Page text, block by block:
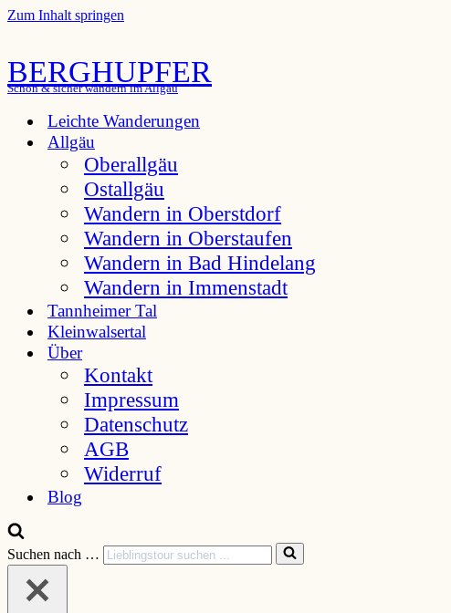
Zum Inhalt springen
BERGHUPFER
Schön & sicher wandern im Allgäu
Leichte Wanderungen
Allgäu
Oberallgäu
Ostallgäu
Wandern in Oberstdorf
Wandern in Oberstaufen
Wandern in Bad Hindelang
Wandern in Immenstadt
Tannheimer Tal
Kleinwalsertal
Über
Kontakt
Impressum
Datenschutz
AGB
Widerruf
Blog
Suchen nach …